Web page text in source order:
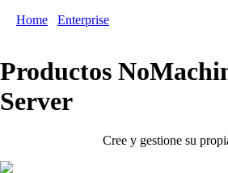
Home Enterprise
Productos
Server
Cree y gestione su